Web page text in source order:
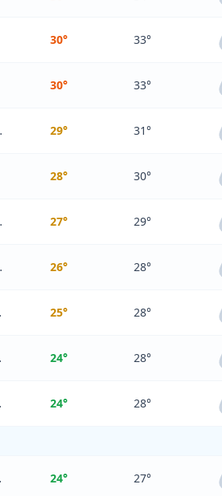
30° 33°
30° 33°
29° 31°
28° 30°
27° 29°
26° 28°
25° 28°
24° 28°
24° 28°
24° 27°